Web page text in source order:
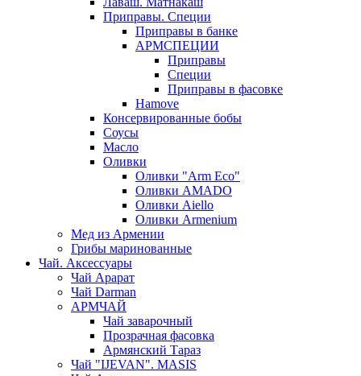
Приправы. Специи
Приправы в банке
АРМСПЕЦИИ
Приправы
Специи
Приправы в фасовке
Hamove
Консервированные бобы
Соусы
Масло
Оливки
Оливки "Arm Eco"
Оливки AMADO
Оливки Aiello
Оливки Armenium
Мед из Армении
Грибы маринованные
Чай. Аксессуары
Чай Арарат
Чай Darman
АРМЧАЙ
Чай заварочный
Прозрачная фасовка
Армянский Тараз
Чай "IJEVAN". MASIS